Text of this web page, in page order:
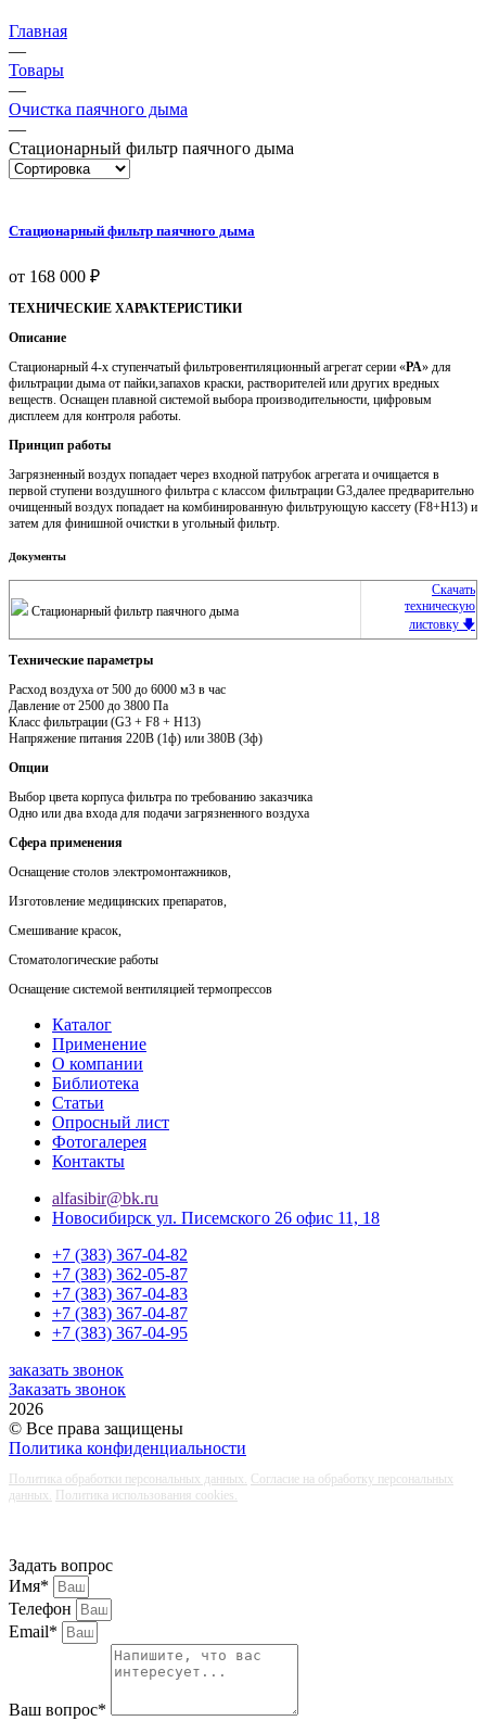
Главная
—
Товары
—
Очистка паячного дыма
—
Стационарный фильтр паячного дыма
Стационарный фильтр паячного дыма
от 168 000 ₽
ТЕХНИЧЕСКИЕ ХАРАКТЕРИСТИКИ
Описание
Стационарный 4-х ступенчатый фильтровентиляционный агрегат серии «PA» для
фильтрации дыма от пайки,запахов краски, растворителей или других вредных
веществ. Оснащен плавной системой выбора производительности, цифровым
дисплеем для контроля работы.
Принцип работы
Загрязненный воздух попадает через входной патрубок агрегата и очищается в
первой ступени воздушного фильтра с классом фильтрации G3,далее предварительно
очищенный воздух попадает на комбинированную фильтрующую кассету (F8+H13) и
затем для финишной очистки в угольный фильтр.
Документы
Стационарный фильтр паячного дыма
Скачать
техническую
листовку 🡇
Технические параметры
Расход воздуха от 500 до 6000 м3 в час
Давление от 2500 до 3800 Па
Класс фильтрации (G3 + F8 + H13)
Напряжение питания 220В (1ф) или 380В (3ф)
Опции
Выбор цвета корпуса фильтра по требованию заказчика
Одно или два входа для подачи загрязненного воздуха
Сфера применения
Оснащение столов электромонтажников,
Изготовление медицинских препаратов,
Смешивание красок,
Стоматологические работы
Оснащение системой вентиляцией термопрессов
Каталог
Применение
О компании
Библиотека
Статьи
Опросный лист
Фотогалерея
Контакты
alfasibir@bk.ru
Новосибирск ул. Писемского 26 офис 11, 18
+7 (383) 367-04-82
+7 (383) 362-05-87
+7 (383) 367-04-83
+7 (383) 367-04-87
+7 (383) 367-04-95
заказать звонок
Заказать звонок
2026
© Все права защищены
Политика конфиденциальности
Политика обработки персональных данных. Согласие на обработку персональных
данных.
Политика использования cookies.
Задать вопрос
Имя*
Телефон
Email*
Ваш вопрос*